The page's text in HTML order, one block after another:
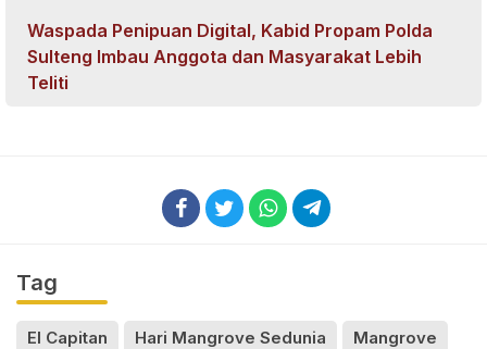
Waspada Penipuan Digital, Kabid Propam Polda
Sulteng Imbau Anggota dan Masyarakat Lebih
Teliti
Tag
El Capitan Hari Mangrove Sedunia
Mangrove